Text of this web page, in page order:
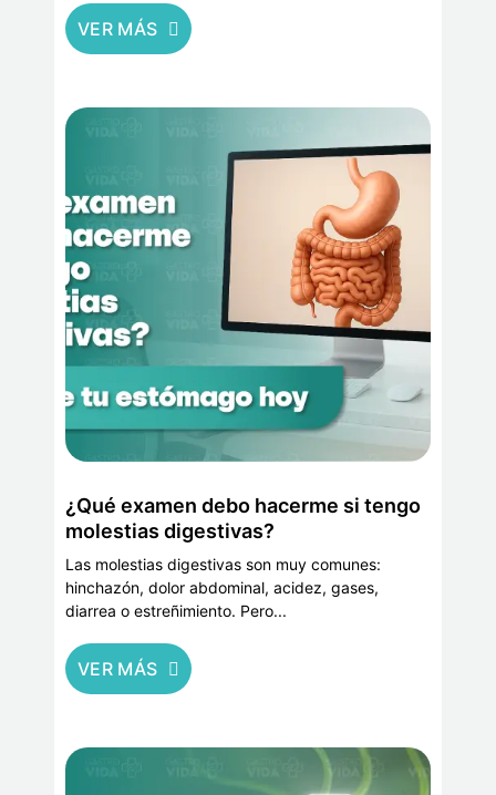
VER MÁS
¿Qué examen debo hacerme si tengo
molestias digestivas?
Las molestias digestivas son muy comunes:
hinchazón, dolor abdominal, acidez, gases,
diarrea o estreñimiento. Pero...
VER MÁS